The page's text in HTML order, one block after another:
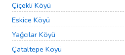
Çiçekli Köyü
Eskice Köyü
Yağcılar Köyü
Çataltepe Köyü